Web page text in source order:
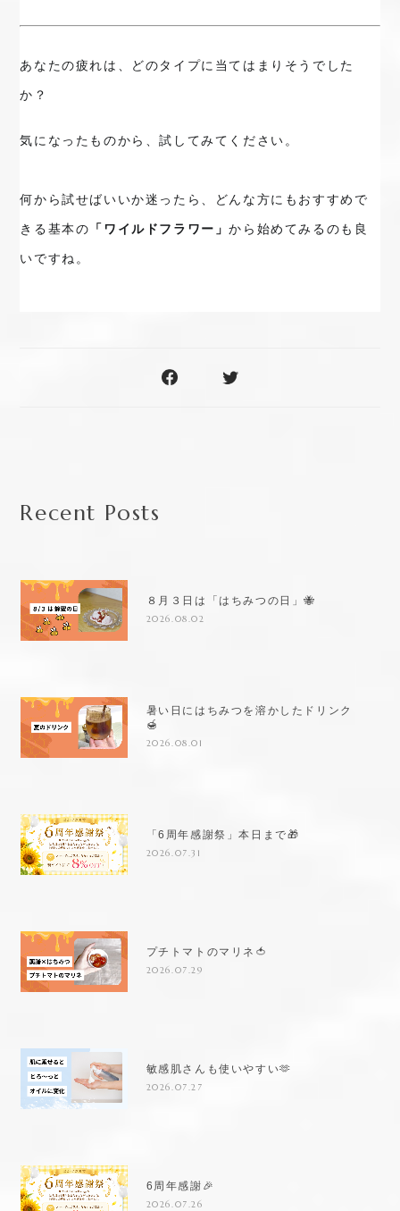
あなたの疲れは、どのタイプに当てはまりそうでした
か？
気になったものから、試してみてください。
何から試せばいいか迷ったら、どんな方にもおすすめで
きる基本の 「ワイルドフラワー」から始めてみるのも良
いですね。
Recent Posts
８月３日は「はちみつの日」🐝
2026.08.02
暑い日にはちみつを溶かしたドリンク
🍯
2026.08.01
「6周年感謝祭」本日まで🎁
2026.07.31
プチトマトのマリネ🍅
2026.07.29
敏感肌さんも使いやすい🫶
2026.07.27
6周年感謝🎉
2026.07.26